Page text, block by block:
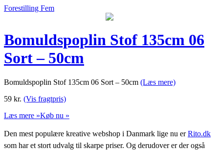
Forestilling Fem
Bomuldspoplin Stof 135cm 06
Sort – 50cm
Bomuldspoplin Stof 135cm 06 Sort – 50cm (Læs mere)
59 kr. (Vis fragtpris)
Læs mere »Køb nu »
Den mest populære kreative webshop i Danmark lige nu erRito.dk
som har et stort udvalg til skarpe priser. Og derudover er der også